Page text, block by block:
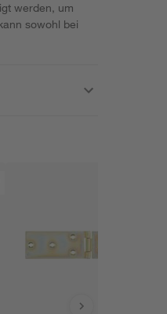
werden, um
sowohl bei